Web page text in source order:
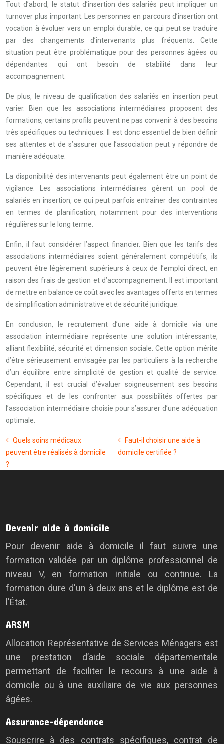
Tout d’abord, le statut d’insertion des salariés peut impliquer un
turnover plus important. Les personnes en parcours d’insertion ont
vocation à évoluer vers un emploi durable, ce qui peut se traduire
par des changements d’intervenants plus fréquents. Cette
situation peut être problématique pour des personnes âgées ou
dépendantes qui ont besoin de stabilité dans leur
accompagnement.
De plus, le niveau de qualification des salariés en insertion peut
varier. Bien que les associations intermédiaires proposent des
formations, certains profils peuvent ne pas convenir à des besoins
très spécifiques ou techniques. Il est donc essentiel de bien définir
ses attentes et de s’assurer que l’association peut y répondre de
manière adéquate.
La disponibilité des intervenants peut également être un point de
vigilance. Les associations intermédiaires gèrent un pool de
salariés en insertion, ce qui peut parfois entraîner des contraintes
en termes de planification, notamment pour des interventions
régulières sur le long terme.
Enfin, il faut considérer l’aspect financier. Bien que les tarifs des
associations intermédiaires soient généralement compétitifs, ils
peuvent être légèrement supérieurs à ceux de l’emploi direct, en
raison des frais de gestion et d’accompagnement. Il est important
de mettre en balance ce coût avec les avantages offerts en termes
de simplification administrative et de sécurité juridique.
En conclusion, le recrutement d’une aide à domicile via une
association intermédiaire représente une solution intéressante,
alliant flexibilité, sécurité et dimension sociale. Cette option mérite
d’être sérieusement envisagée par les particuliers à la recherche
d’un équilibre entre simplicité de gestion et qualité de service.
Cependant, il est crucial d’évaluer soigneusement ses besoins
spécifiques et de les confronter aux possibilités offertes par
l’association intermédiaire choisie pour s’assurer d’une adéquation
optimale.
Quels soins médicaux
peuvent être réalisés à domicile
?
Faut-il choisir une aide à
domicile certifiée ?
Devenir aide à domicile
Pour devenir aide à domicile il faut suivre une
formation validée par un diplôme professionnel de
niveau V, en formation initiale ou continue. La
formation dure d'un à deux ans et le diplôme est de
l'État.
ARSM
Allocation Représentative de Services Ménagers est
une prestation d’aide sociale départementale
permettant de faciliter le recours à une aide à
domicile ou à une auxiliaire de vie aux personnes
âgées.
Assurance-dépendance
Souscrire à des contrats spécifiques, contrat de